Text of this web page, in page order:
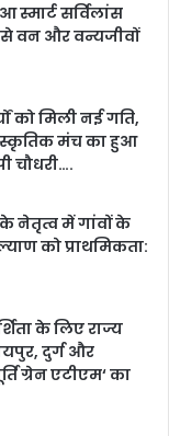
सर्विलांस
वन और वन्यजीवों
को मिली नई गति,
मंच का हुआ
चौधरी….
नेतृत्व में गांवों के
को प्राथमिकता:
के लिए राज्य
दुर्ग और
ग्रेन एटीएम‘ का